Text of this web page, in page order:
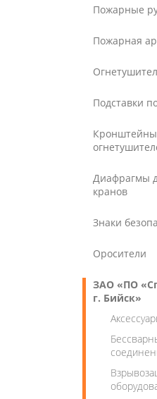
Пожарные
Пожарная
Подставки
Диафрагмы
кранов
Знаки
Оросители
ЗАО «ПО
г. Бийск»